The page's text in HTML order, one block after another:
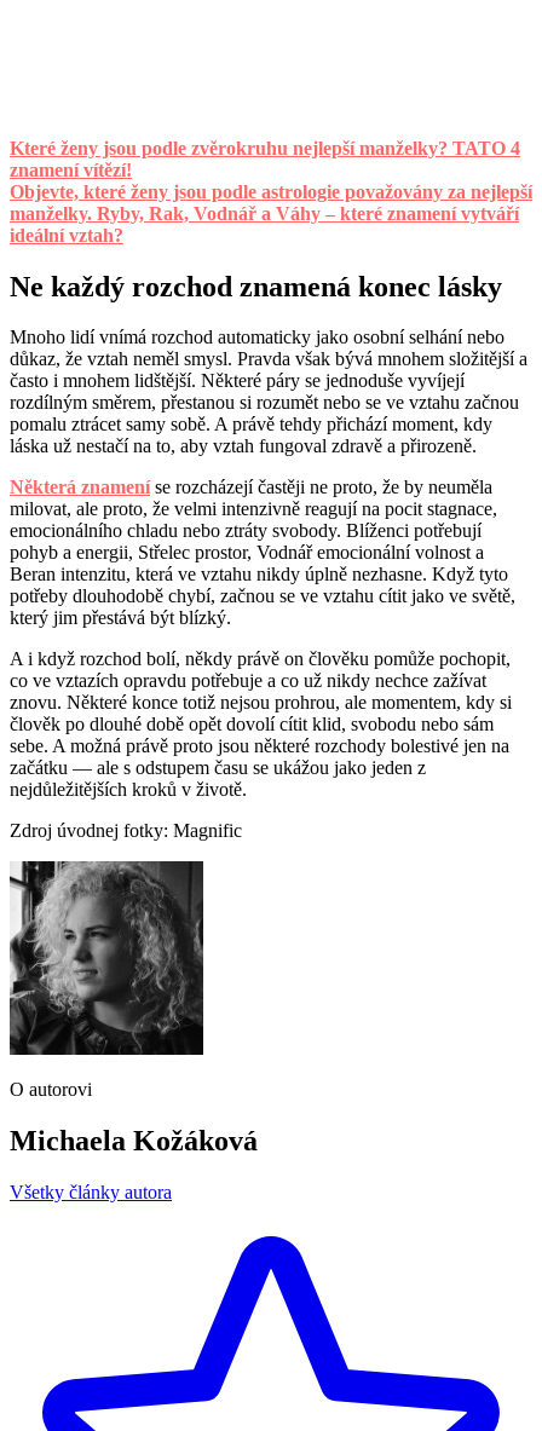
Které ženy jsou podle zvěrokruhu nejlepší manželky? TATO 4
znamení vítězí!
Objevte, které ženy jsou podle astrologie považovány za nejlepší
manželky. Ryby, Rak, Vodnář a Váhy – které znamení vytváří
ideální vztah?
Ne každý rozchod znamená konec lásky
Mnoho lidí vnímá rozchod automaticky jako osobní selhání nebo
důkaz, že vztah neměl smysl. Pravda však bývá mnohem složitější a
často i mnohem lidštější. Některé páry se jednoduše vyvíjejí
rozdílným směrem, přestanou si rozumět nebo se ve vztahu začnou
pomalu ztrácet samy sobě. A právě tehdy přichází moment, kdy
láska už nestačí na to, aby vztah fungoval zdravě a přirozeně.
Některá znameníse rozcházejí častěji ne proto, že by neuměla
milovat, ale proto, že velmi intenzivně reagují na pocit stagnace,
emocionálního chladu nebo ztráty svobody. Blíženci potřebují
pohyb a energii, Střelec prostor, Vodnář emocionální volnost a
Beran intenzitu, která ve vztahu nikdy úplně nezhasne. Když tyto
potřeby dlouhodobě chybí, začnou se ve vztahu cítit jako ve světě,
který jim přestává být blízký.
A i když rozchod bolí, někdy právě on člověku pomůže pochopit,
co ve vztazích opravdu potřebuje a co už nikdy nechce zažívat
znovu. Některé konce totiž nejsou prohrou, ale momentem, kdy si
člověk po dlouhé době opět dovolí cítit klid, svobodu nebo sám
sebe. A možná právě proto jsou některé rozchody bolestivé jen na
začátku — ale s odstupem času se ukážou jako jeden z
nejdůležitějších kroků v životě.
Zdroj úvodnej fotky: Magnific
O autorovi
Michaela Kožáková
Všetky články autora